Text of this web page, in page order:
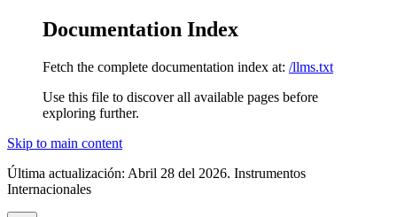
Documentation Index
Fetch the complete documentation index at: /llms.txt
Use this file to discover all available pages before
exploring further.
Skip to main content
Última actualización: Abril 28 del 2026. Instrumentos
Internacionales